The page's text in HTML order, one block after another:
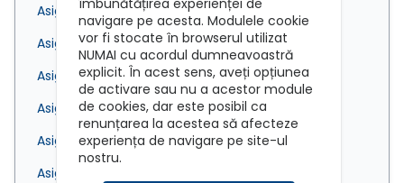
Asigurare RCA Ilfov
Asigurare RCA Lugoj
Asigurare RCA Mangalia
Asigurare RCA Medgidia
Asigurare RCA Mediaș
Asigurare RCA Miercurea Ciuc
îmbunătățirea experienței de
navigare pe acesta. Modulele cookie
vor fi stocate în browserul utilizat
NUMAI cu acordul dumneavoastră
explicit. În acest sens, aveți opțiunea
de activare sau nu a acestor module
de cookies, dar este posibil ca
renunțarea la acestea să afecteze
experiența de navigare pe site-ul
nostru.